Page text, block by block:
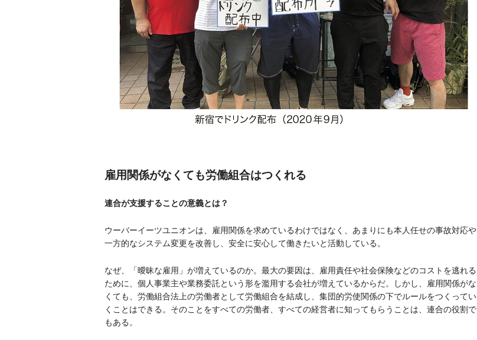
雇用関係がなくても労働組合はつくれる
連合が支援することの意義とは？
ウーバーイーツユニオンは、雇用関係を求めているわけではなく、あまりにも本人任せの事故対応や
一方的なシステム変更を改善し、安全に安心して働きたいと活動している。
なぜ、「曖昧な雇用」が増えているのか。最大の要因は、雇用責任や社会保険などのコストを逃れる
ために、個人事業主や業務委託という形を濫用する会社が増えているからだ。しかし、雇用関係がな
くても、労働組合法上の労働者として労働組合を結成し、集団的労使関係の下でルールをつくってい
くことはできる。そのことをすべての労働者、すべての経営者に知ってもらうことは、連合の役割で
もある。